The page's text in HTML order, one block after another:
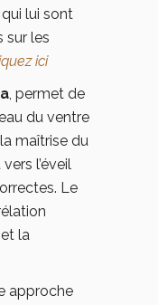
qui lui sont
sur les
ici
, permet de
du ventre
maîtrise du
l’éveil
Le
la
approche